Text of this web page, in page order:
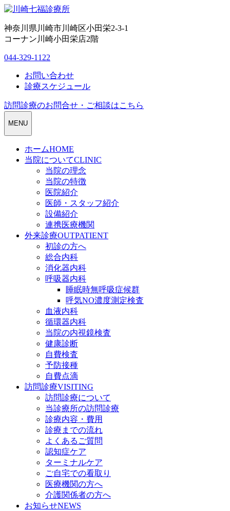
神奈川県川崎市川崎区小田栄2-3-1
コーナン川崎小田栄店2階
044-329-1122
お問い合わせ
診療スケジュール
訪問診療のお問合せ・ご相談はこちら
MENU
ホームHOME
当院についてCLINIC
当院の理念
当院の特徴
医院紹介
医師・スタッフ紹介
設備紹介
連携医療機関
外来診療OUTPATIENT
初診の方へ
総合内科
消化器内科
呼吸器内科
睡眠時無呼吸症候群
呼気NO濃度測定検査
血液内科
循環器内科
当院の内視鏡検査
健康診断
自費検査
予防接種
自費点滴
訪問診療VISITING
訪問診療について
当診療所の訪問診療
診療内容・費用
診療までの流れ
よくあるご質問
認知症ケア
ターミナルケア
ご自宅での看取り
医療機関の方へ
介護関係者の方へ
お知らせNEWS